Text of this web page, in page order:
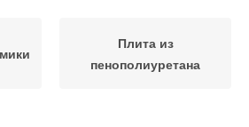
Плита из
пенополиуретана